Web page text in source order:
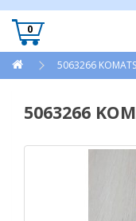
0
5063266
5063266